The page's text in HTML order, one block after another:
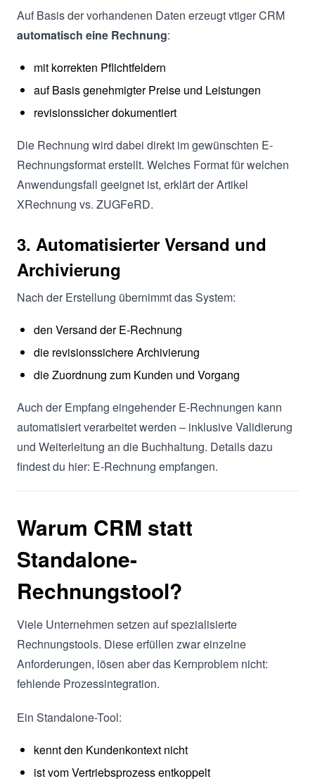
Auf Basis der vorhandenen Daten erzeugt vtiger CRM
automatisch eine Rechnung:
mit korrekten Pflichtfeldern
auf Basis genehmigter Preise und Leistungen
revisionssicher dokumentiert
Die Rechnung wird dabei direkt im gewünschten E-
Rechnungsformat erstellt. Welches Format für welchen
Anwendungsfall geeignet ist, erklärt der Artikel
XRechnung vs. ZUGFeRD.
3. Automatisierter Versand und
Archivierung
Nach der Erstellung übernimmt das System:
den Versand der E-Rechnung
die revisionssichere Archivierung
die Zuordnung zum Kunden und Vorgang
Auch der Empfang eingehender E-Rechnungen kann
automatisiert verarbeitet werden – inklusive Validierung
und Weiterleitung an die Buchhaltung. Details dazu
findest du hier: E-Rechnung empfangen.
Warum CRM statt
Standalone-
Rechnungstool?
Viele Unternehmen setzen auf spezialisierte
Rechnungstools. Diese erfüllen zwar einzelne
Anforderungen, lösen aber das Kernproblem nicht:
fehlende Prozessintegration.
Ein Standalone-Tool:
kennt den Kundenkontext nicht
ist vom Vertriebsprozess entkoppelt